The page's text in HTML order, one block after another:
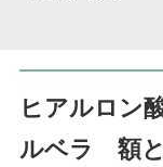
ヒアルロン
ルベラ 額と